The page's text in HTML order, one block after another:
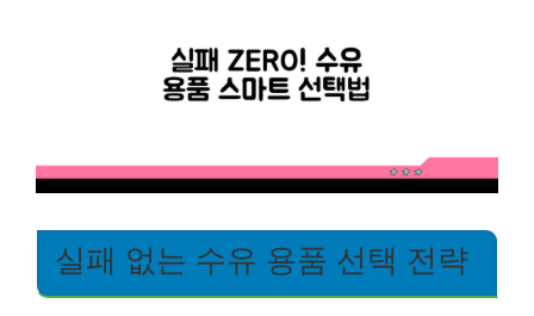
실패 없는 수유 용품 선택 전략